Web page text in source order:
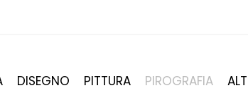
DISEGNO PITTURA PIROGRAFIA